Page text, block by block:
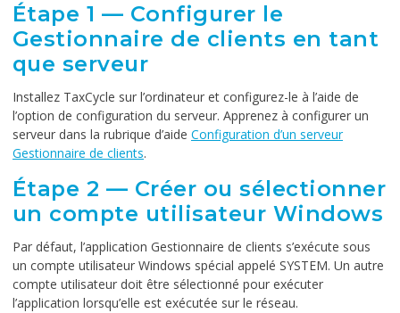
Étape 1 — Configurer le
Gestionnaire de clients en tant
que serveur
Installez TaxCycle sur l’ordinateur et configurez-le à l’aide de
l’option de configuration du serveur. Apprenez à configurer un
serveur dans la rubrique d’aide Configuration d’un serveur
Gestionnaire de clients.
Étape 2 — Créer ou sélectionner
un compte utilisateur Windows
Par défaut, l’application Gestionnaire de clients s’exécute sous
un compte utilisateur Windows spécial appelé SYSTEM. Un autre
compte utilisateur doit être sélectionné pour exécuter
l’application lorsqu’elle est exécutée sur le réseau.